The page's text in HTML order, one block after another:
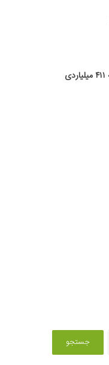
پرده‌برداری تاج از هزینه ۴۱۱ میلیاردی